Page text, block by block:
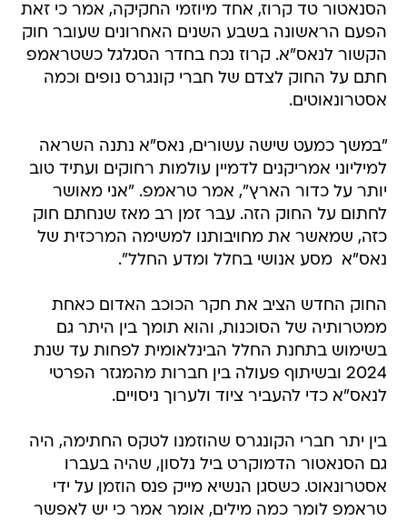
הסנאטור טד קרוז, אחד מיוזמי החקיקה, אמר כי זאת
הפעם הראשונה בשבע השנים האחרונים שעובר חוק
הקשור לנאס"א. קרוז נכח בחדר הסגלגל כשטראמפ
חתם על החוק לצדם של חברי קונגרס נופים וכמה
אסטרונאוטים.
"במשך כמעט שישה עשורים, נאס"א נתנה השראה
למיליוני אמריקנים לדמיין עולמות רחוקים ועתיד טוב
יותר על כדור הארץ", אמר טראמפ. "אני מאושר
לחתום על החוק הזה. עבר זמן רב מאז שנחתם חוק
כזה, שמאשר את מחויבותנו למשימה המרכזית של
נאס"א  מסע אנושי בחלל ומדע החלל".
החוק החדש הציב את חקר הכוכב האדום כאחת
ממטרותיה של הסוכנות, והוא תומך בין היתר גם
בשימוש בתחנת החלל הבינלאומית לפחות עד שנת
2024 ובשיתוף פעולה בין חברות מהמגזר הפרטי
לנאס"א כדי להעביר ציוד ולערוך ניסויים.
בין יתר חברי הקונגרס שהוזמנו לטקס החתימה, היה
גם הסנאטור הדמוקרט ביל נלסון, שהיה בעברו
אסטרונאוט. כשסגן הנשיא מייק פנס הוזמן על ידי
טראמפ לומר כמה מילים, אומר אמר כי יש לאפשר